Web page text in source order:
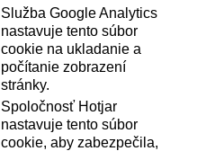
Služba Google Analytics
nastavuje tento súbor
cookie na ukladanie a
počítanie zobrazení
stránky.
Spoločnosť Hotjar
nastavuje tento súbor
cookie, aby zabezpečila,